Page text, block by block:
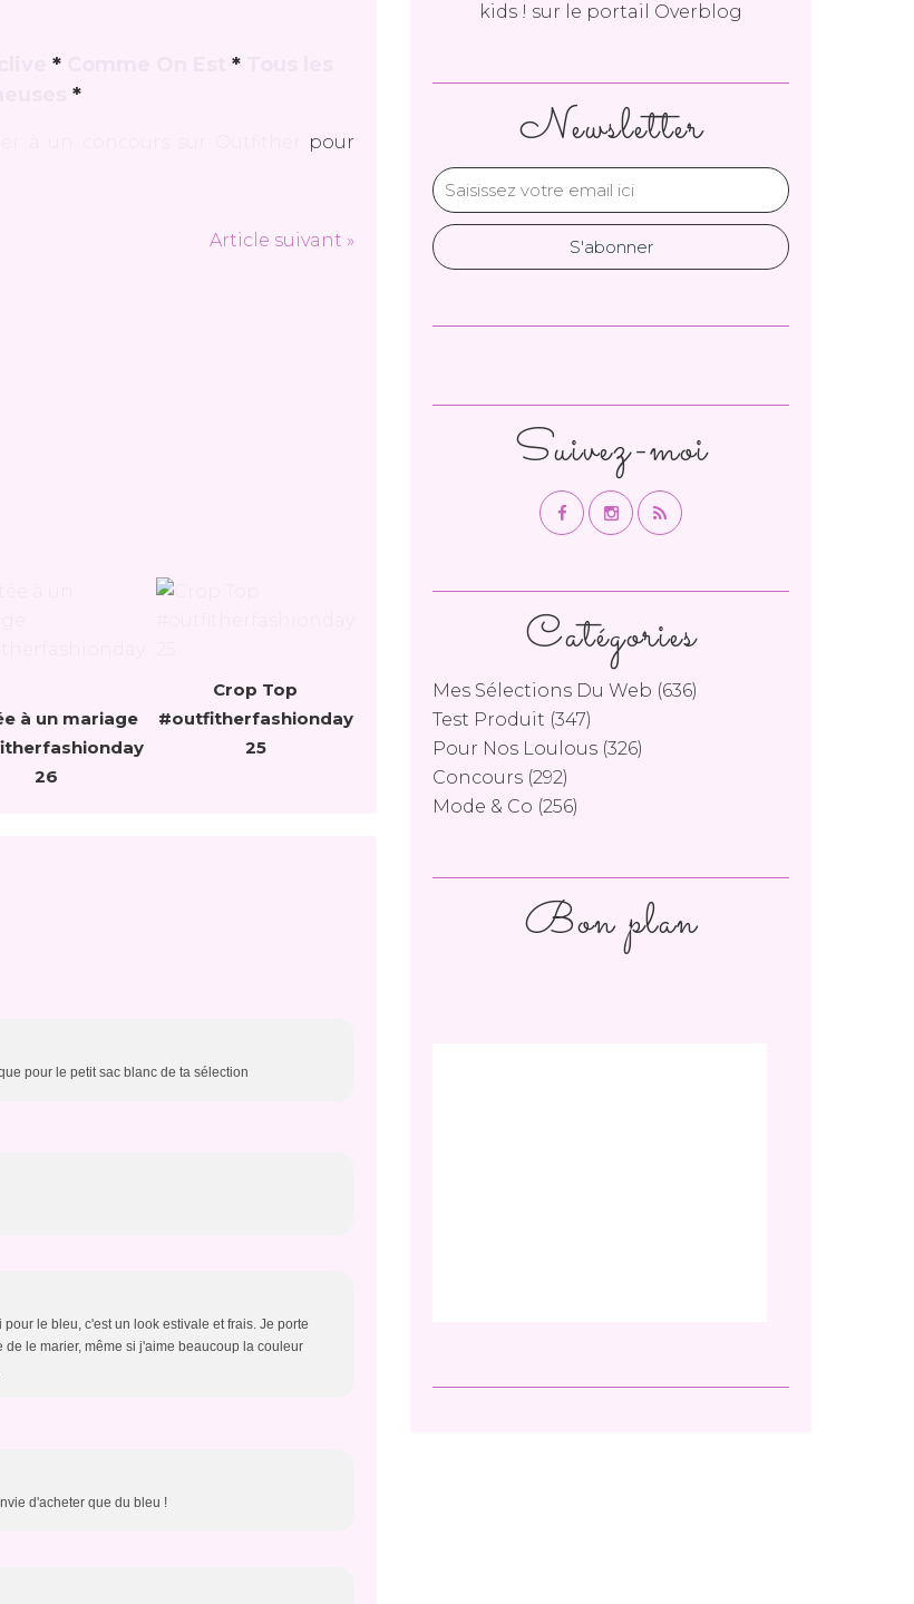
* *
*
pour
Article suivant »
à un mariage
26
Crop Top
#outfitherfashionday
25
pour le petit sac blanc de ta sélection
le bleu, c'est un look estivale et frais. Je porte
le marier, même si j'aime beaucoup la couleur
d'acheter que du bleu !
Newsletter
Catégories
Mes Sélections Du Web (636)
Test Produit (347)
Pour Nos Loulous (326)
Concours (292)
Mode & Co (256)
kids ! sur le portail Overblog
Suivez-moi
Bon plan